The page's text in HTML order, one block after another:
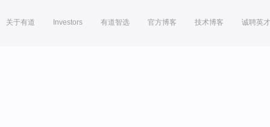
关于有道 Investors 有道智选 官方博客 技术博客 诚聘英才